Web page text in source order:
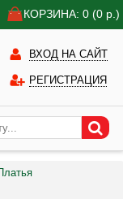
КОРЗИНА: 0 (0 р.)
ВХОД НА САЙТ
РЕГИСТРАЦИЯ